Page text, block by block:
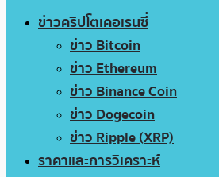
ข่าวคริปโตเคอเรนซี่
ข่าว Bitcoin
ข่าว Ethereum
ข่าว Binance Coin
ข่าว Dogecoin
ข่าว Ripple (XRP)
ราคาและการวิเคราะห์